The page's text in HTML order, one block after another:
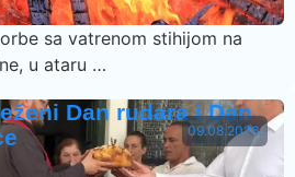
sa vatrenom stihijom na
u ataru …
09.08.2026.
Dan rudara i Dan